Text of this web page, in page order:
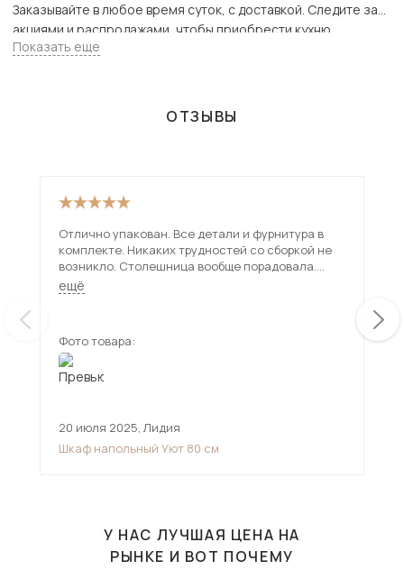
Заказывайте в любое время суток, с доставкой. Следите за
акциями и распродажами, чтобы приобрести кухню
поэлементно еще дешевле.
Показать еще
ОТЗЫВЫ
Отлично упакован. Все детали и фурнитура в
комплекте. Никаких трудностей со сборкой не
возникло. Столешница вообще порадовала.
Толстая. Надёжная. Брали на дачу. Очень
довольна. Соотношение цена-качество на 5
ещё
Фото товара:
20 июля 2025, Лидия
Шкаф напольный Уют 80 см
У НАС ЛУЧШАЯ ЦЕНА НА
РЫНКЕ И ВОТ ПОЧЕМУ